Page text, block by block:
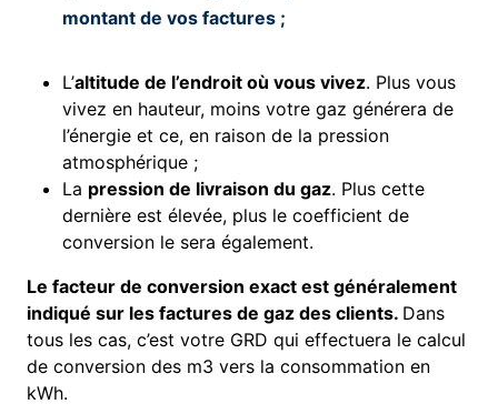
montant de vos factures ;
L’altitude de l’endroit où vous vivez. Plus vous
vivez en hauteur, moins votre gaz générera de
l’énergie et ce, en raison de la pression
atmosphérique ;
La pression de livraison du gaz. Plus cette
dernière est élevée, plus le coefficient de
conversion le sera également.
Le facteur de conversion exact est généralement
indiqué sur les factures de gaz des clients. Dans
tous les cas, c’est votre GRD qui effectuera le calcul
de conversion des m3 vers la consommation en
kWh.